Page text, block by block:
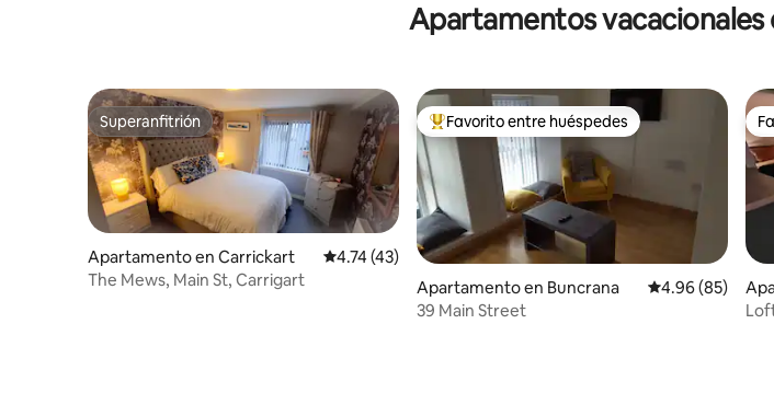
Apartamentos
Superanfitrión
Superanfitrión
Apartamento en Carrickart Calificación promedio: 4.74 de 5, 43 reseñas
4.74 (43)
The Mews, Main St, Carrigart
Favorito entre huéspedes preferido
Favorito entre huéspedes
Apartamento en Buncrana Calificación
4.96 (85)
39 Main Street